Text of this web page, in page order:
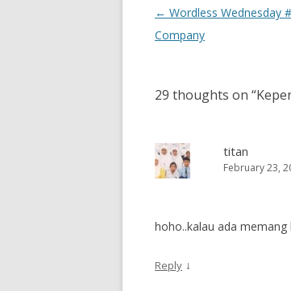
Post
navigation
← Wordless Wednesday
Company
29 thoughts on “
titan
February 23,
hoho..kalau ada memang
Reply ↓